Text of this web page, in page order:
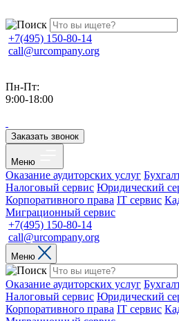
+7(495) 150-80-14
call@urcompany.org
Пн-Пт:
9:00-18:00
Заказать звонок
Меню
Оказание аудиторских услуг
Налоговый сервис Юридический
Корпоративного права IT сервис
Миграционный сервис
+7(495) 150-80-14
call@urcompany.org
Меню
Оказание аудиторских услуг
Налоговый сервис Юридический
Корпоративного права IT сервис